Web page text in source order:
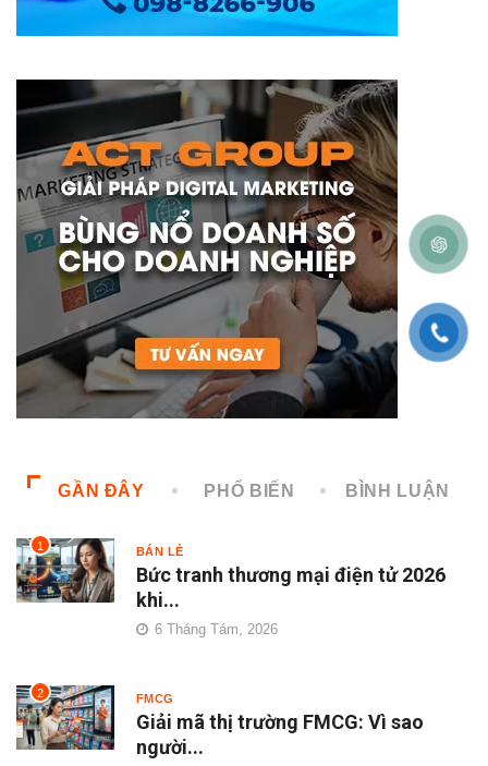
GẦN ĐÂY PHỔ BIẾN BÌNH LUẬN
1 BÁN LẺ
Bức tranh thương mại điện tử 2026
khi...
6 Tháng Tám, 2026
2 FMCG
Giải mã thị trường FMCG: Vì sao
người...